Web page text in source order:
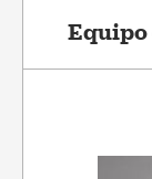
Equipo